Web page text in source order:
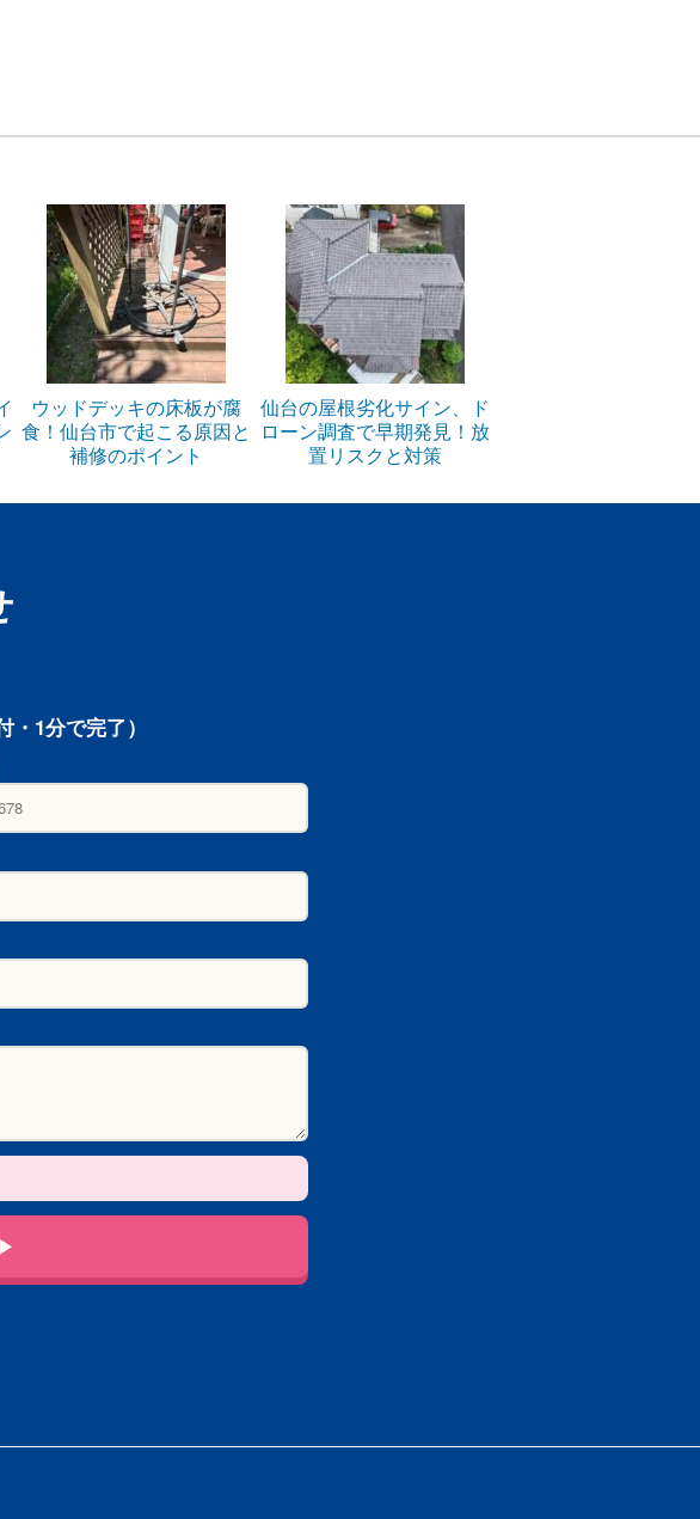
ウッドデッキの床板が腐
食！仙台市で起こる原因と
補修のポイント
仙台の屋根劣化サイン、ド
ローン調査で早期発見！放
置リスクと対策
1分で完了）